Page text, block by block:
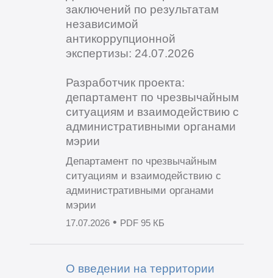
заключений по результатам
независимой
антикоррупционной
экспертизы: 24.07.2026
Разработчик проекта:
департамент по чрезвычайным
ситуациям и взаимодействию с
административными органами
мэрии
Департамент по чрезвычайным
ситуациям и взаимодействию с
административными органами
мэрии
17.07.2026• PDF 95 КБ
О введении на территории